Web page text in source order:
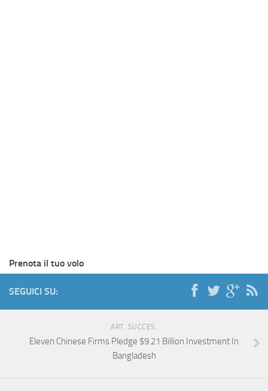
Prenota il tuo volo
SEGUICI SU:
ART. SUCCES.
Eleven Chinese Firms Pledge $9.21 Billion Investment In
Bangladesh